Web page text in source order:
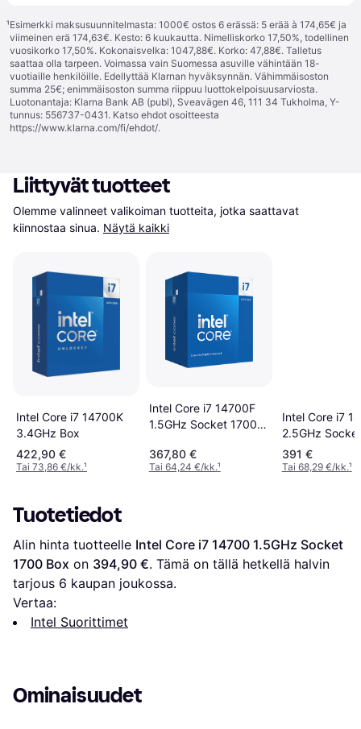
¹Esimerkki maksusuunnitelmasta: 1000€ ostos 6 erässä: 5 erää à 174,65€ ja
viimeinen erä 174,63€. Kesto: 6 kuukautta. Nimelliskorko 17,50%, todellinen
vuosikorko 17,50%. Kokonaisvelka: 1047,88€. Korko: 47,88€. Talletus
saattaa olla tarpeen. Voimassa vain Suomessa asuville vähintään 18-
vuotiaille henkilöille. Edellyttää Klarnan hyväksynnän. Vähimmäisoston
summa 25€; enimmäisoston summa riippuu luottokelpoisuusarviosta.
Luotonantaja: Klarna Bank AB (publ), Sveavägen 46, 111 34 Tukholma, Y-
tunnus: 556737-0431. Katso ehdot osoitteesta
https://www.klarna.com/fi/ehdot/.
Liittyvät tuotteet
Olemme valinneet valikoiman tuotteita, jotka saattavat
kiinnostaa sinua. Näytä kaikki
Intel Core i7 14700K
3.4GHz Box
422,90 €
Tai 73,86 €/kk.¹
Intel Core i7 14700F
1.5GHz Socket 1700
367,80 €
Tai 64,24 €/kk.¹
Intel Core i7
2.5GHz
Box
391 €
Tai 68,29 €/kk.¹
Tuotetiedot
Alin hinta tuotteelle Intel Core i7 14700 1.5GHz Socket
1700 Box on 394,90 €. Tämä on tällä hetkellä halvin
tarjous 6 kaupan joukossa.
Vertaa:
Intel Suorittimet
Ominaisuudet